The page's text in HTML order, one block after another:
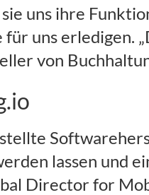
uns ihre
für uns erledigen.
von
lassen und
Director for